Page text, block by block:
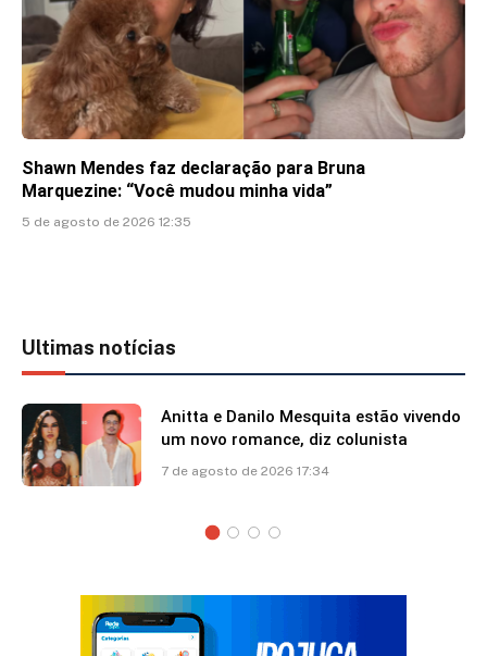
Shawn Mendes faz declaração para Bruna
Marquezine: “Você mudou minha vida”
5 de agosto de 2026 12:35
Ultimas notícias
Anitta e Danilo Mesquita estão vivendo
um novo romance, diz colunista
7 de agosto de 2026 17:34